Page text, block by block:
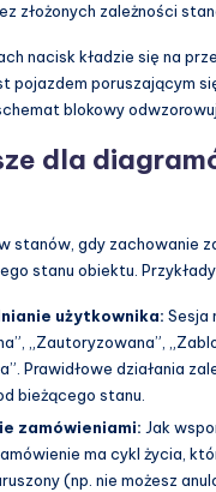
złożonych zależności
nacisk kładzie się na
pojazdem poruszającym
blokowy
dla
stanów, gdy zachowanie
stanu obiektu.
użytkownika: Sesja
„Zautoryzowana”,
Prawidłowe działania
bieżącego stanu.
zamówieniami: Jak
ma cykl życia,
(np. nie możesz